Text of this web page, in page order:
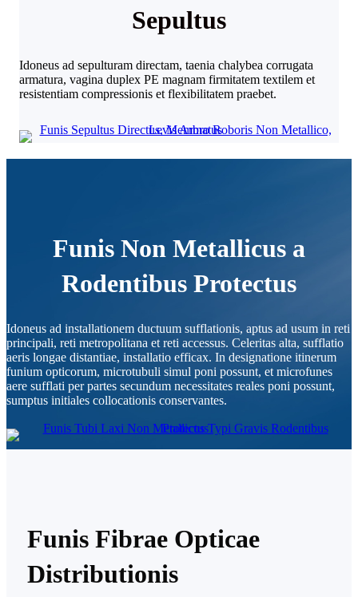
Sepultus
Idoneus ad sepulturam directam, taenia chalybea corrugata
armatura, vagina duplex PE magnam firmitatem textilem et
resistentiam compressionis et flexibilitatem praebet.
Funis Non Metallicus a
Rodentibus Protectus
Idoneus ad installationem ductuum sufflationis, aptus ad usum in reti
principali, reti metropolitana et reti accessus. Celeritas alta, sufflatio
aeris longae distantiae, installatio efficax. In designatione itinerum
funium opticorum, microtubuli simul poni possunt, et microfunes
aere sufflati per partes secundum necessitates reales poni possunt,
sumptus initiales collocationis conservantes.
Funis Fibrae Opticae
Distributionis